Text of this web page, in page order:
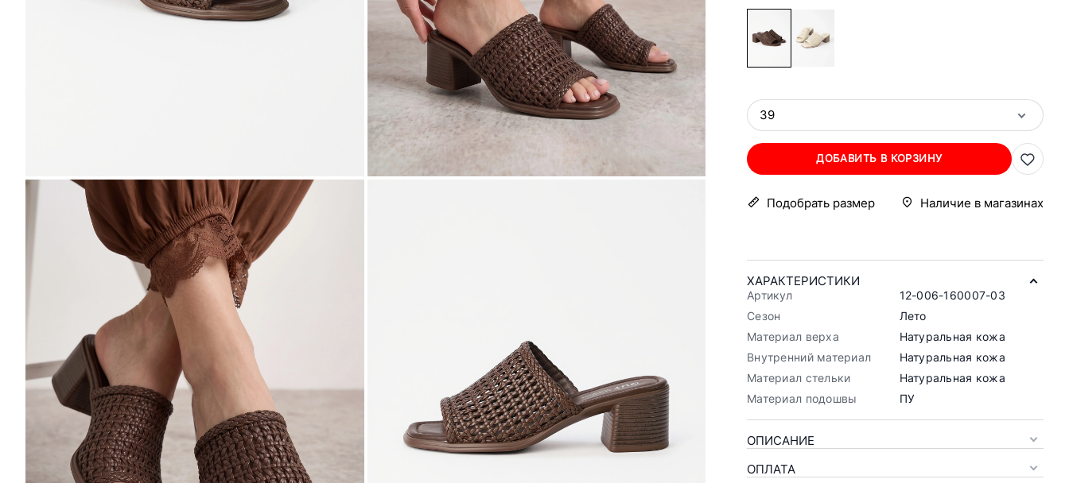
39
ДОБАВИТЬ В КОРЗИНУ
Подобрать размер Наличие в магазинах
ХАРАКТЕРИСТИКИ
Артикул
12-006-160007-03
Сезон
Лето
Материал верха
Натуральная кожа
Внутренний материал
Натуральная кожа
Материал стельки
Натуральная кожа
Материал подошвы
ПУ
ОПИСАНИЕ
ОПЛАТА